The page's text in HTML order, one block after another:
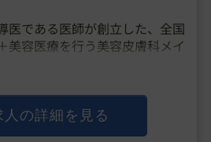
医である医師が創立した、全国
美容医療を行う美容皮膚科メイ
険の看板も構えたクリニックづ
3時間待ちも起きるような勢い
と・・・
人の詳細を見る